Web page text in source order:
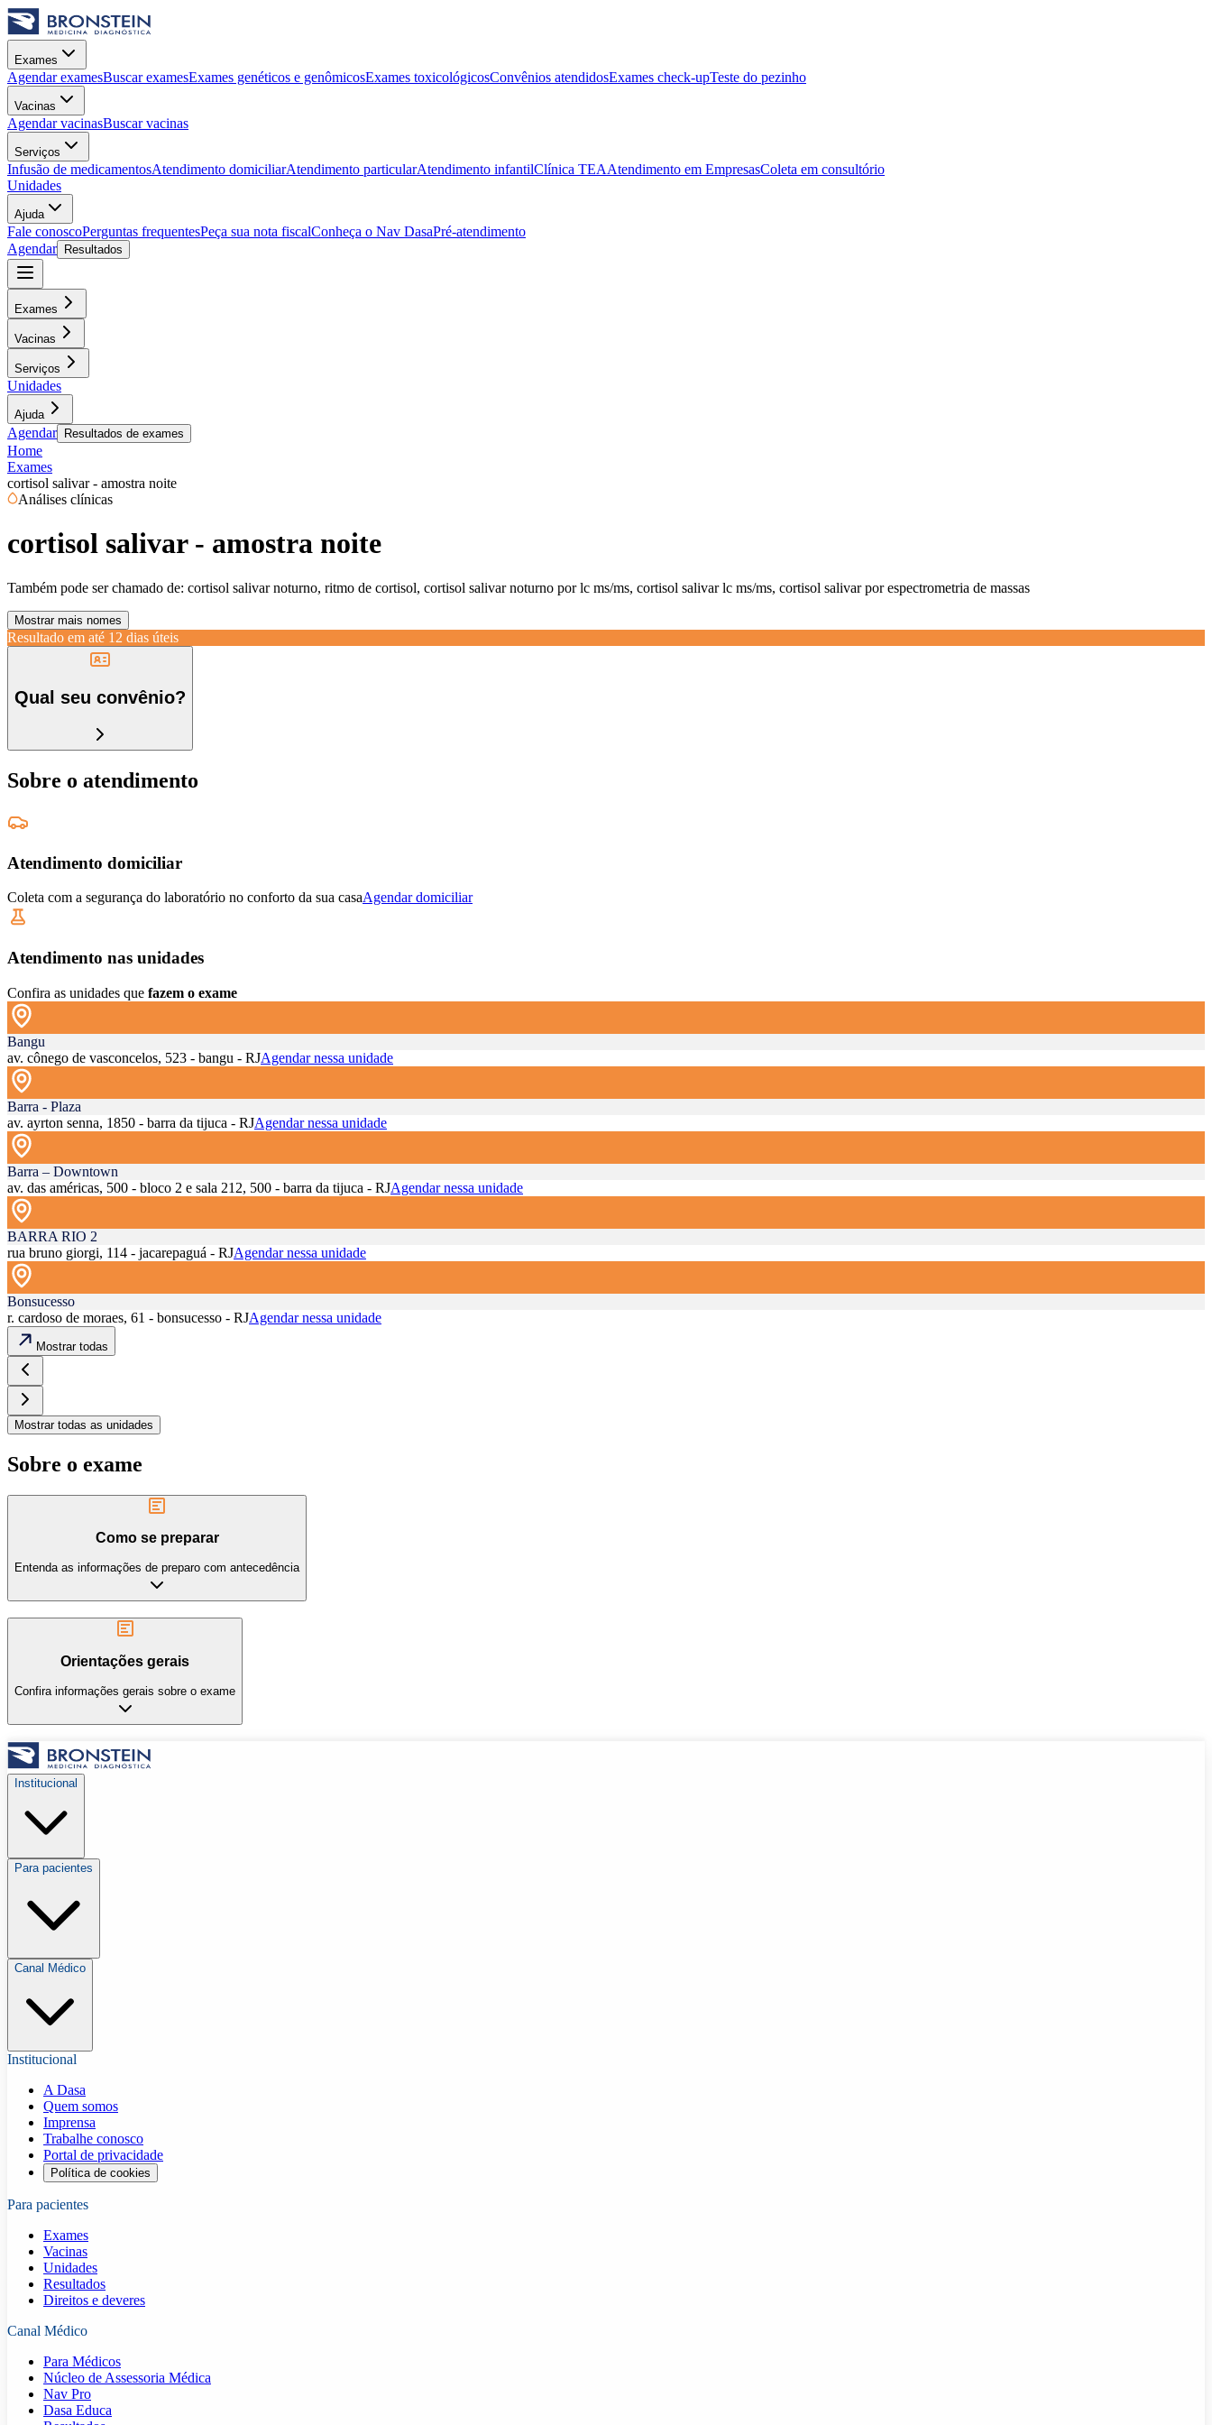
Exames
Agendar examesBuscar examesExames genéticos e genômicosExames toxicológicosConvênios atendidosExames check-upTeste do pezinho
Vacinas
Agendar vacinasBuscar vacinas
Serviços
Infusão de medicamentosAtendimento domiciliarAtendimento particularAtendimento infantilClínica TEAAtendimento em EmpresasColeta em consultório
Unidades
Ajuda
Fale conoscoPerguntas frequentesPeça sua nota fiscalConheça o Nav DasaPré-atendimento
Agendar
Resultados
Exames
Vacinas
Serviços
Unidades
Ajuda
Agendar Resultados de exames
Home
Exames
cortisol salivar - amostra noite
Análises clínicas
cortisol salivar - amostra noite
Também pode ser chamado de: cortisol salivar noturno, ritmo de cortisol, cortisol salivar noturno por lc ms/ms, cortisol salivar lc ms/ms, cortisol salivar por espectrometria de massas
Mostrar mais nomes
Resultado em até 12 dias úteis
Qual seu convênio?
Sobre o atendimento
Atendimento domiciliar
Coleta com a segurança do laboratório no conforto da sua casaAgendar domiciliar
Atendimento nas unidades
Confira as unidades que fazem o exame
Bangu
av. cônego de vasconcelos, 523 - bangu - RJAgendar nessa unidade
Barra - Plaza
av. ayrton senna, 1850 - barra da tijuca - RJAgendar nessa unidade
Barra – Downtown
av. das américas, 500 - bloco 2 e sala 212, 500 - barra da tijuca - RJAgendar nessa unidade
BARRA RIO 2
rua bruno giorgi, 114 - jacarepaguá - RJAgendar nessa unidade
Bonsucesso
r. cardoso de moraes, 61 - bonsucesso - RJAgendar nessa unidade
Mostrar todas
Mostrar todas as unidades
Sobre o exame
Como se preparar
Entenda as informações de preparo com antecedência
Orientações gerais
Confira informações gerais sobre o exame
Institucional
Para pacientes
Canal Médico
Institucional
A Dasa
Quem somos
Imprensa
Trabalhe conosco
Portal de privacidade
Política de cookies
Para pacientes
Exames
Vacinas
Unidades
Resultados
Direitos e deveres
Canal Médico
Para Médicos
Núcleo de Assessoria Médica
Nav Pro
Dasa Educa